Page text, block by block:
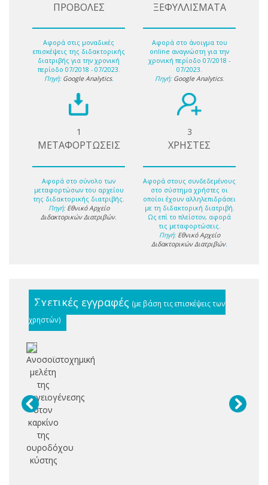
ΠΡΟΒΟΛΕΣ
Αφορά στις μοναδικές
επισκέψεις της διδακτορικής
διατριβής για την χρονική
περίοδο 07/2018 - 07/2023.
Πηγή: Google Analytics.
ΞΕΦΥΛΛΙΣΜΑΤΑ
Αφορά στο άνοιγμα του
online αναγνώστη για την
χρονική περίοδο 07/2018 -
07/2023.
Πηγή: Google Analytics.
1
ΜΕΤΑΦΟΡΤΩΣΕΙΣ
Αφορά στο σύνολο των
μεταφορτώσων του αρχείου
της διδακτορικής διατριβής.
Πηγή: Εθνικό Αρχείο
Διδακτορικών Διατριβών.
3
ΧΡΗΣΤΕΣ
Αφορά στους συνδεδεμένους
στο σύστημα χρήστες οι
οποίοι έχουν αλληλεπιδράσει
με τη διδακτορική διατριβή.
Ως επί το πλείστον, αφορά
τις μεταφορτώσεις.
Πηγή: Εθνικό Αρχείο
Διδακτορικών Διατριβών.
Σχετικές εγγραφές (με βάση τις επισκέψεις των
χρηστών)
Ανοσοϊστοχημική
μελέτη
της
αγγειογένεσης
στον
καρκίνο
της
ουροδόχου
κύστης